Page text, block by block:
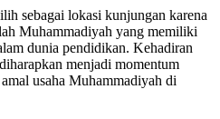
sebagai lokasi kunjungan karena
Muhammadiyah yang memiliki
dunia pendidikan. Kehadiran
menjadi momentum
usaha Muhammadiyah di